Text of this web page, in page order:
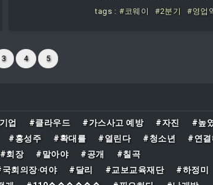
다 4.3% 증가한 것으로 잠정 집
다고 7일 공시했다.매출은 1조
장한 7868억 원을 기록했다.얼
수기 5종과 비렉스 침대
tags : #코웨이 #2분기
#영업
3 4 5
업 #클라우드 #가스사고 예방 #자진
#높
#홍성주 #확대를 #열린다 #청소년
#연결
#회장 #말아야 #공개
#칠곡
회의장‧여야 #달리 #교보교육재단
#하정미